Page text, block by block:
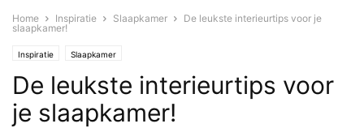
Home Inspiratie Slaapkamer
De leukste interieurtips voor je
slaapkamer!
Inspiratie Slaapkamer
De leukste interieurtips voor
je slaapkamer!